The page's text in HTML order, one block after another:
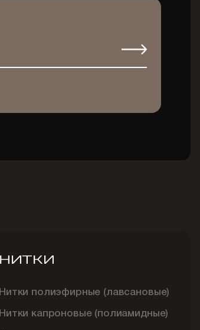
НИТКИ
Нитки полиэфирные (лавсановые)
Нитки капроновые (полиамидные)